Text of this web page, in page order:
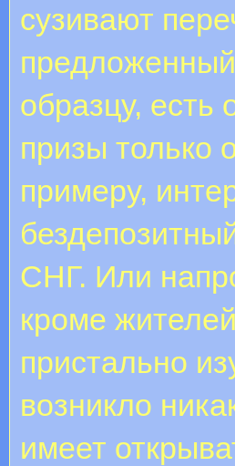
сузивают
образцу,
призы только
примеру,
СНГ. Или
кроме
пристально
возникло
имеет